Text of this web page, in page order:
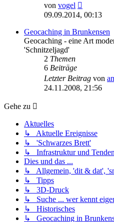
von vogel
Beitrag
09.09.2014, 00:13
Geocaching in Brunkensen
Geocaching - eine Art
'Schnitzeljagd'
2 Themen
6 Beiträge
Letzter Beitrag von
24.11.2008, 21:56
Gehe zu
Aktuelles
↳ Aktuelle Ereignisse
↳ 'Schwarzes Brett'
↳ Infrastruktur und
Dies und das ...
↳ Allgemein, 'dit & dat',
↳ Tipps
↳ 3D-Druck
↳ Suche ... wer kennt
↳ Historisches
↳ Geocaching in